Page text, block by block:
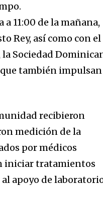
11:00 de la mañana,
Rey, así como con el
Sociedad
también impulsan
recibieron
medición de la
por médicos
iniciar tratamientos
apoyo de